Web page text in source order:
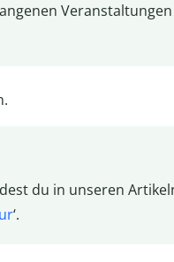
Veranstaltungen
du in unseren
‘.